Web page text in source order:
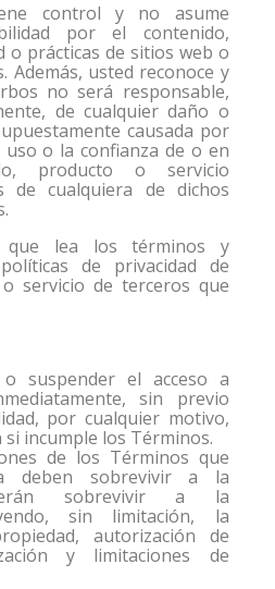
control y no asume
por el contenido,
o prácticas de sitios web o
Además, usted reconoce y
no será responsable,
de cualquier daño o
causada por
o la confianza de o en
producto o servicio
de cualquiera de dichos
que lea los términos y
de privacidad de
servicio de terceros que
suspender el acceso a
sin previo
por cualquier motivo,
incumple los Términos.
de los Términos que
deben sobrevivir a la
sobrevivir a la
sin limitación, la
autorización de
y limitaciones de